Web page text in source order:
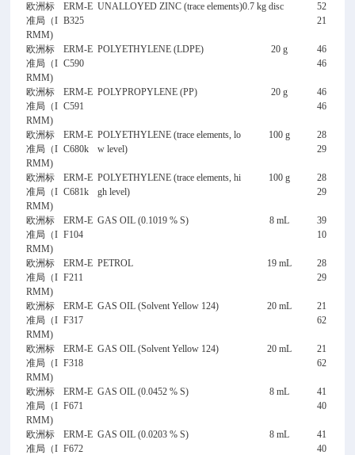
欧洲标
准局（I
RMM)
ERM-E
B325
UNALLOYED ZINC (trace elements)0.7 kg disc
52
21
欧洲标
准局（I
RMM)
ERM-E
C590
POLYETHYLENE (LDPE) 20 g
46
46
欧洲标
准局（I
RMM)
ERM-E
C591
POLYPROPYLENE (PP) 20 g
46
46
欧洲标
准局（I
RMM)
ERM-E
C680k
POLYETHYLENE (trace elements, lo
w level)
100 g
28
29
欧洲标
准局（I
RMM)
ERM-E
C681k
POLYETHYLENE (trace elements, hi
gh level)
100 g
28
29
欧洲标
准局（I
RMM)
ERM-E
F104
GAS OIL (0.1019 % S) 8 mL
39
10
欧洲标
准局（I
RMM)
ERM-E
F211
PETROL 19 mL
28
29
欧洲标
准局（I
RMM)
ERM-E
F317
GAS OIL (Solvent Yellow 124) 20 mL
21
62
欧洲标
准局（I
RMM)
ERM-E
F318
GAS OIL (Solvent Yellow 124) 20 mL
21
62
欧洲标
准局（I
RMM)
ERM-E
F671
GAS OIL (0.0452 % S) 8 mL
41
40
欧洲标
准局（I
ERM-E
F672
GAS OIL (0.0203 % S) 8 mL
41
40